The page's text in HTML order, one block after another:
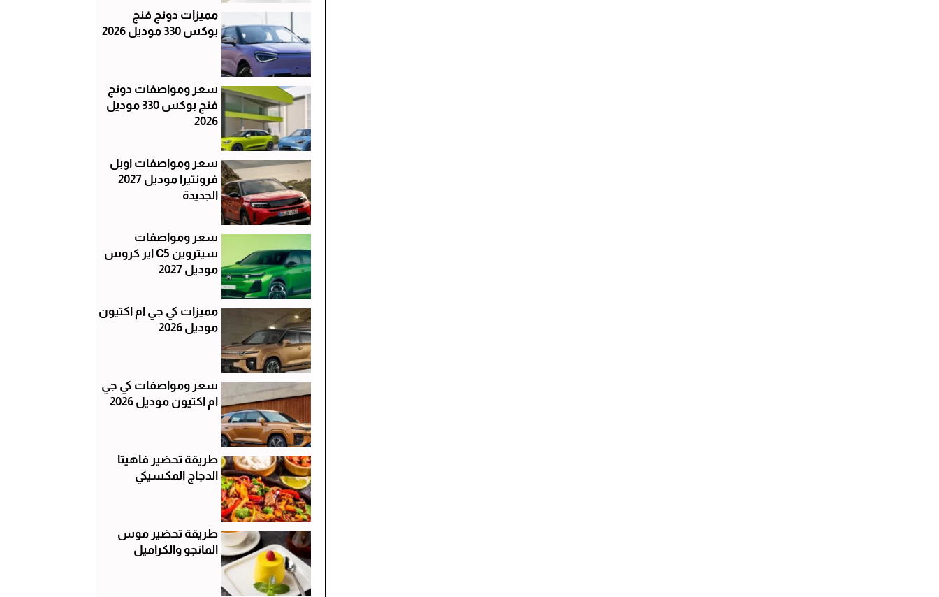
مميزات دونج فنج
بوكس 330 موديل 2026
سعر ومواصفات دونج
فنج بوكس 330 موديل
2026
سعر ومواصفات اوبل
فرونتيرا موديل 2027
الجديدة
سعر ومواصفات
سيتروين C5 اير كروس
موديل 2027
مميزات كي جي ام اكتيون
موديل 2026
سعر ومواصفات كي جي
ام اكتيون موديل 2026
طريقة تحضير فاهيتا
الدجاج المكسيكي
طريقة تحضير موس
المانجو والكراميل